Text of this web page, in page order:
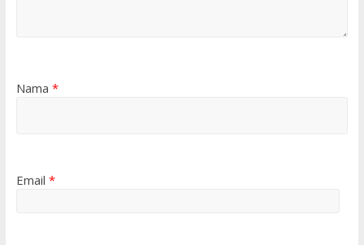
Nama *
Email *